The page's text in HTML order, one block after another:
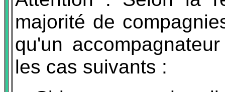
majorité de
qu'un
les cas suivants :